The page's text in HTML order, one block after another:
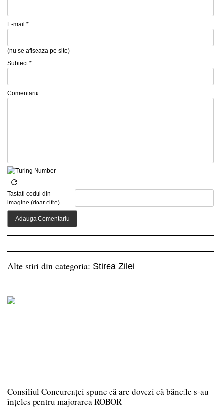
E-mail *:
(nu se afiseaza pe site)
Subiect *:
Comentariu:
Tastati codul din
imagine (doar cifre)
Alte stiri din categoria: Stirea Zilei
Consiliul Concurenței spune că are dovezi că băncile s-au
înțeles pentru majorarea ROBOR